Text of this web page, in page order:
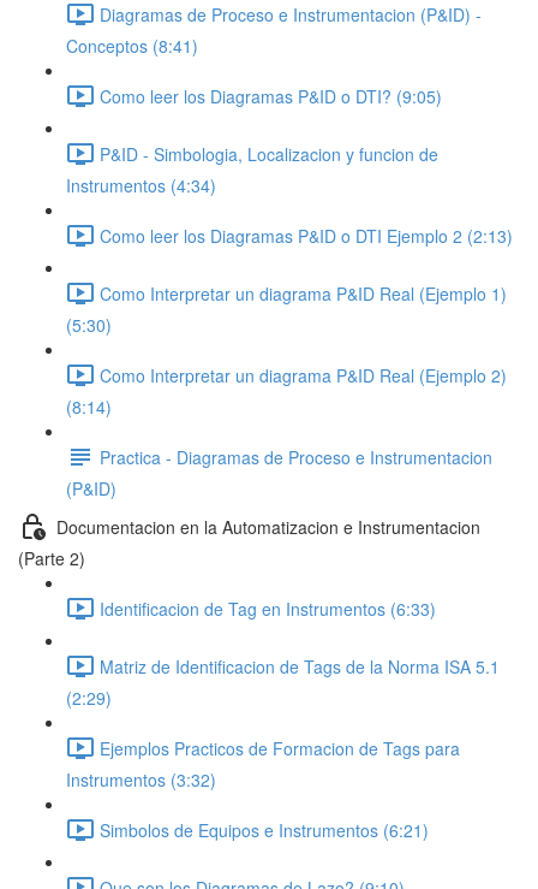
Diagramas de Proceso e Instrumentacion (P&ID) -
Conceptos (8:41)
Como leer los Diagramas P&ID o DTI? (9:05)
P&ID - Simbologia, Localizacion y funcion de
Instrumentos (4:34)
Como leer los Diagramas P&ID o DTI Ejemplo 2 (2:13)
Como Interpretar un diagrama P&ID Real (Ejemplo 1)
(5:30)
Como Interpretar un diagrama P&ID Real (Ejemplo 2)
(8:14)
Practica - Diagramas de Proceso e Instrumentacion
(P&ID)
Documentacion en la Automatizacion e Instrumentacion
(Parte 2)
Identificacion de Tag en Instrumentos (6:33)
Matriz de Identificacion de Tags de la Norma ISA 5.1
(2:29)
Ejemplos Practicos de Formacion de Tags para
Instrumentos (3:32)
Simbolos de Equipos e Instrumentos (6:21)